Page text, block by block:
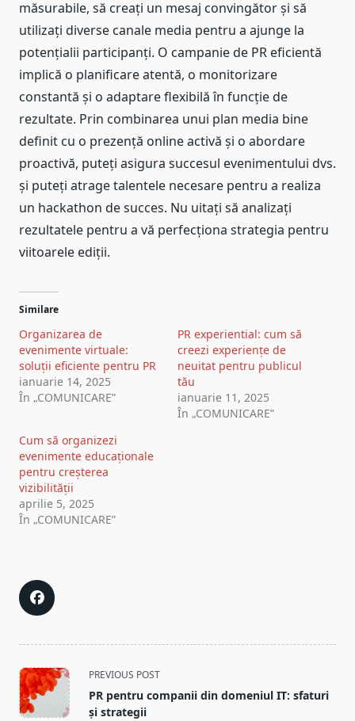
măsurabile, să creați un mesaj convingător și să
utilizați diverse canale media pentru a ajunge la
potențialii participanți. O campanie de PR eficientă
implică o planificare atentă, o monitorizare
constantă și o adaptare flexibilă în funcție de
rezultate. Prin combinarea unui plan media bine
definit cu o prezență online activă și o abordare
proactivă, puteți asigura succesul evenimentului dvs.
și puteți atrage talentele necesare pentru a realiza
un hackathon de succes. Nu uitați să analizați
rezultatele pentru a vă perfecționa strategia pentru
viitoarele ediții.
Similare
Organizarea de
evenimente virtuale:
soluții eficiente pentru PR
ianuarie 14, 2025
În „COMUNICARE”
PR experiential: cum să
creezi experiențe de
neuitat pentru publicul
tău
ianuarie 11, 2025
În „COMUNICARE”
Cum să organizezi
evenimente educaționale
pentru creșterea
vizibilității
aprilie 5, 2025
În „COMUNICARE”
<span
class="nav-
subtitle
PREVIOUS POST
PR pentru companii din domeniul IT: sfaturi
și strategii